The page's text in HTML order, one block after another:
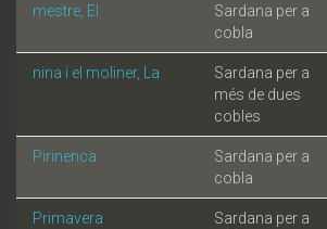
mestre, El
Sardana per a
cobla
nina i el moliner, La
Sardana per a
més de dues
cobles
Pirinenca
Sardana per a
cobla
Primavera
Sardana per a